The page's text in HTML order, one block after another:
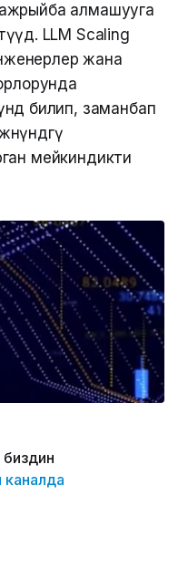
алмашууга
LLM Scaling
жана
билип, заманбап
мейкиндикти